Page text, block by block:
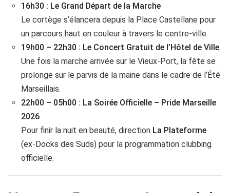
16h30 : Le Grand Départ de la Marche
Le cortège s’élancera depuis la Place Castellane pour
un parcours haut en couleur à travers le centre-ville.
19h00 – 22h30 : Le Concert Gratuit de l’Hôtel de Ville
Une fois la marche arrivée sur le Vieux-Port, la fête se
prolonge sur le parvis de la mairie dans le cadre de l’Été
Marseillais.
22h00 – 05h00 : La Soirée Officielle – Pride Marseille
2026
Pour finir la nuit en beauté, direction La Plateforme
(ex-Docks des Suds) pour la programmation clubbing
officielle.